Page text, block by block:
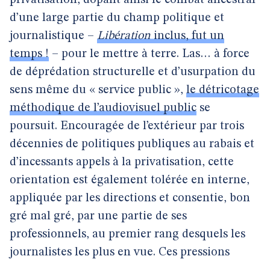
d’une large partie du champ politique et
journalistique – Libérationinclus, fut un
temps ! – pour le mettre à terre. Las… à force
de déprédation structurelle et d’usurpation du
sens même du « service public », le détricotage
méthodique de l’audiovisuel public se
poursuit. Encouragée de l’extérieur par trois
décennies de politiques publiques au rabais et
d’incessants appels à la privatisation, cette
orientation est également tolérée en interne,
appliquée par les directions et consentie, bon
gré mal gré, par une partie de ses
professionnels, au premier rang desquels les
journalistes les plus en vue. Ces pressions